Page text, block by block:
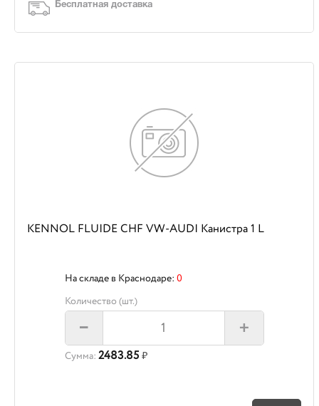
Бесплатная доставка
KENNOL FLUIDE CHF VW-AUDI Канистра 1 L
На складе в Краснодаре: 0
Количество (шт.)
– +
Сумма: 2483.85 ₽